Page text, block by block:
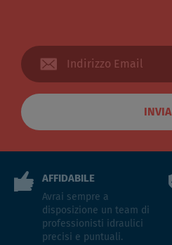
INVIA
AFFIDABILE
Avrai sempre a
disposizione un team di
professionisti idraulici
precisi e puntuali.